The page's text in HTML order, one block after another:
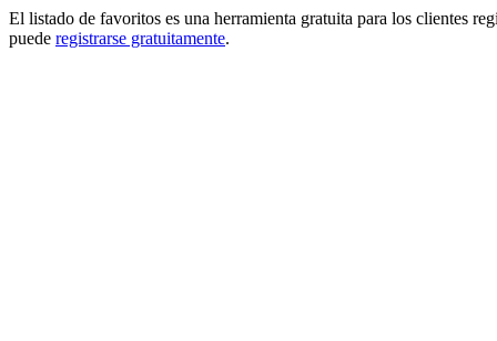
El listado de favoritos es una herramienta gratuita para los clientes
puede registrarse gratuitamente.